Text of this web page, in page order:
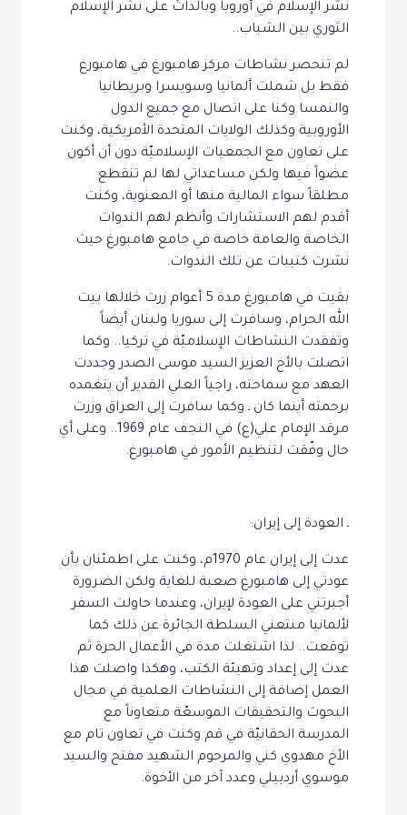
نشر الإسلام في أوروبا وبالذاتً على نشر الإسلام
الثوري بين الشباب..
لم تنحصر نشاطات مركز هامبورغ في هامبورغ
فقط بل شملت ألمانيا وسويسرا وبريطانيا
والنمسا وكنا على اتصال مع جميع الدول
الأوروبية وكذلك الولايات المتحدة الأمريكية، وكنت
على تعاون مع الجمعيات الإسلاميّة دون أن أكون
عضواً فيها ولكن مساعداتي لها لم تنقطع
مطلقاً سواء المالية منها أو المعنوية، وكنت
أقدم لهم الاستشارات وأنظم لهم الندوات
الخاصة والعامة خاصة في جامع هامبورغ حيث
نشرت كتيبات عن تلك الندوات.
بقيت في هامبورغ مدة 5 أعوام زرت خلالها بيت
الله الحرام، وسافرت إلى سوريا ولبنان أيضاً
وتفقدت النشاطات الإسلاميّة في تركيا.. وكما
اتصلت بالأخ العزيز السيد موسى الصدر وجددت
العهد مع سماحته، راجياً العلي القدير أن يتغمده
برحمته أينما كان ـ وكما سافرت إلى العراق وزرت
مرقد الإمام علي(ع) في النجف عام 1969.. وعلى أي
حال وفّقت لتنظيم الأمور في هامبورغ.
ـ العودة إلى إيران:
عدت إلى إيران عام 1970م، وكنت على اطمئنان بأن
عودتي إلى هامبورغ صعبة للغاية ولكن الضرورة
أجبرتني على العودة لإيران، وعندما حاولت السفر
لألمانيا منتعني السلطة الجائرة عن ذلك كما
توقعت.. لذا اشتغلت مدة في الأعمال الحرة ثم
عدت إلى إعداد وتهيئة الكتب، وهكذا واصلت هذا
العمل إضافة إلى النشاطات العلمية في مجال
البحوث والتحقيقات الموسعّة متعاوناً مع
المدرسة الحقانيّة في قم وكنت في تعاون تام مع
الأخ مهدوي كني والمرحوم الشهيد مفتح والسيد
موسوي أردبيلي وعدد آخر من الأخوة.